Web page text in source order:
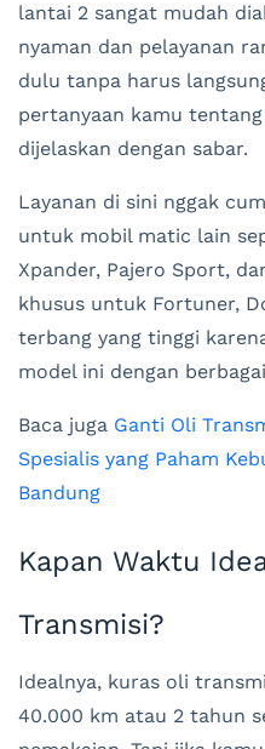
lantai 2 sangat mudah
nyaman dan pelayanan
dulu tanpa harus
pertanyaan kamu
dijelaskan dengan sabar.
Layanan di sini nggak
untuk mobil matic lain
Xpander, Pajero Sport,
khusus untuk Fortuner,
terbang yang tinggi
model ini dengan
Baca juga Ganti Oli
Spesialis yang Paham
Bandung
Kapan Waktu
Transmisi?
Idealnya, kuras oli
40.000 km atau 2 tahun